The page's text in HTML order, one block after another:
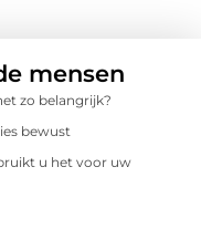
mensen
zo belangrijk?
bewust
u het voor uw